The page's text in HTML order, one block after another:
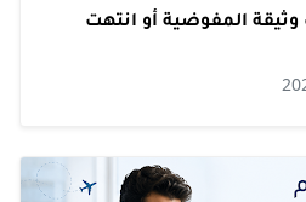
المفوضية أو انتهت